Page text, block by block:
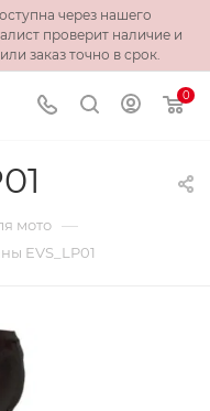
через нашего
проверит наличие и
заказ точно в срок.
0
мото —
EVS_LP01